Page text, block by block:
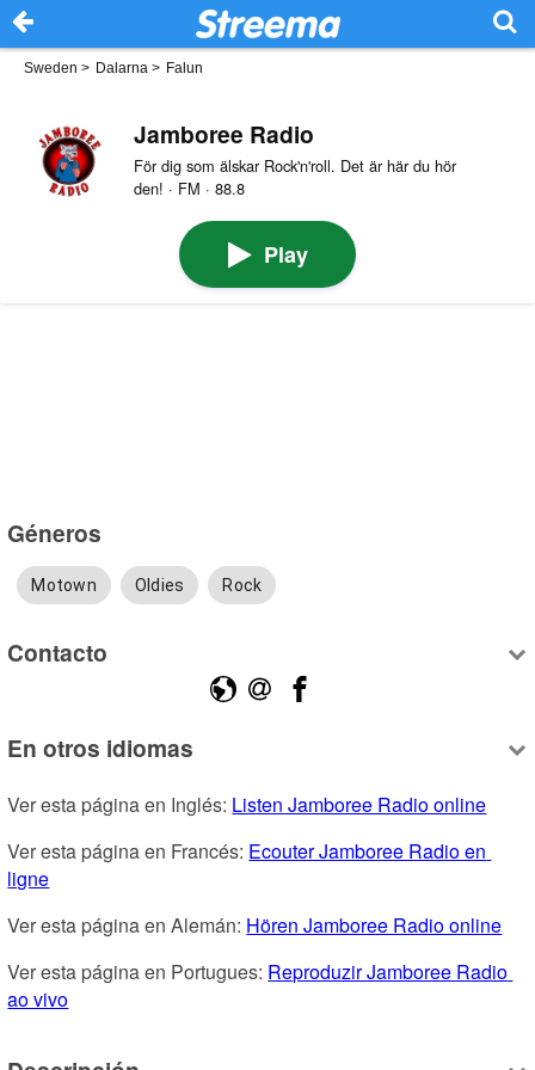
Sweden > Dalarna > Falun
Jamboree Radio
För dig som älskar Rock'n'roll. Det är här du hör
den! · FM · 88.8
Play
Géneros
Motown Oldies Rock
Contacto
En otros idiomas
Ver esta página en Inglés: Listen Jamboree Radio online
Ver esta página en Francés: Ecouter Jamboree Radio en
ligne
Ver esta página en Alemán: Hören Jamboree Radio online
Ver esta página en Portugues: Reproduzir Jamboree Radio
ao vivo